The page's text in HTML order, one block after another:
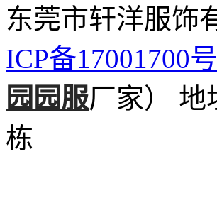
东莞市轩洋服
ICP备17001700号
园园服厂家） 地
栋